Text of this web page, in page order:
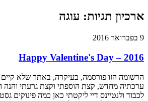
ארכיון תגיות: עוגה
Happy Valentine's Day – 2016
ערכתיה מחדש, קצת הוספתי וקצת גרעתי והנה
לכבוד ולנטיינס דיי ליקטתי כאן כמה פינוקים